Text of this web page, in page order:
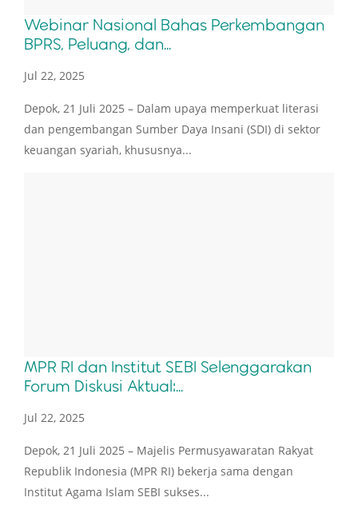
Webinar Nasional Bahas Perkembangan
BPRS, Peluang, dan...
Jul 22, 2025
Depok, 21 Juli 2025 – Dalam upaya memperkuat literasi
dan pengembangan Sumber Daya Insani (SDI) di sektor
keuangan syariah, khususnya...
MPR RI dan Institut SEBI Selenggarakan
Forum Diskusi Aktual:...
Jul 22, 2025
Depok, 21 Juli 2025 – Majelis Permusyawaratan Rakyat
Republik Indonesia (MPR RI) bekerja sama dengan
Institut Agama Islam SEBI sukses...